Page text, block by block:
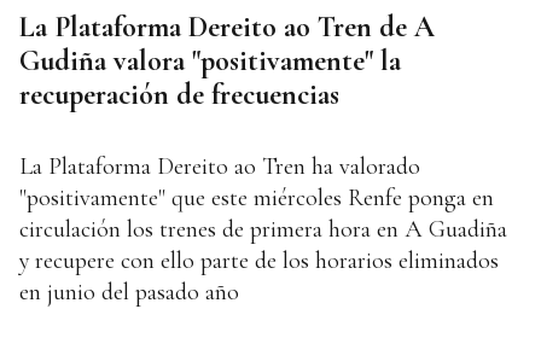
La Plataforma Dereito ao Tren de A
Gudiña valora "positivamente" la
recuperación de frecuencias
La Plataforma Dereito ao Tren ha valorado
"positivamente" que este miércoles Renfe ponga en
circulación los trenes de primera hora en A Guadiña
y recupere con ello parte de los horarios eliminados
en junio del pasado año